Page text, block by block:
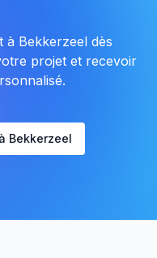
Bekkerzeel dès
projet et recevoir
Bekkerzeel